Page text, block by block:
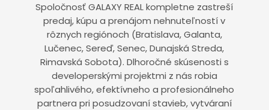
Spoločnosť GALAXY REAL kompletne zastreší
predaj, kúpu a prenájom nehnuteľností v
rôznych regiónoch (Bratislava, Galanta,
Lučenec, Sereď, Senec, Dunajská Streda,
Rimavská Sobota). Dlhoročné skúsenosti s
developerskými projektmi z nás robia
spoľahlivého, efektívneho a profesionálneho
partnera pri posudzovaní stavieb, vytváraní